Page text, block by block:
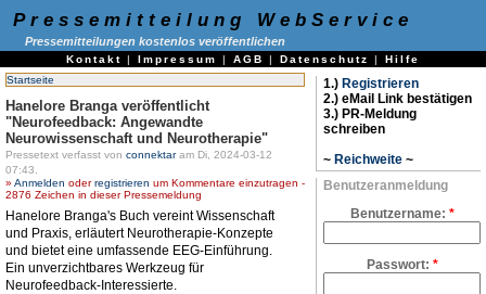
Pressemitteilung WebService
Pressemitteilungen kostenlos veröffentlichen
Kontakt | Impressum | AGB | Datenschutz | Hilfe
Startseite
Hanelore Branga veröffentlicht
"Neurofeedback: Angewandte
Neurowissenschaft und Neurotherapie"
Pressetext verfasst von connektaram Di, 2024-03-12
07:43.
» Anmelden oderregistrieren um Kommentare einzutragen -
2876 Zeichen in dieser Pressemeldung
Hanelore Branga's Buch vereint Wissenschaft
und Praxis, erläutert Neurotherapie-Konzepte
und bietet eine umfassende EEG-Einführung.
Ein unverzichtbares Werkzeug für
Neurofeedback-Interessierte.
1.) Registrieren
2.) eMail Link bestätigen
3.) PR-Meldung
schreiben
~ Reichweite ~
Benutzeranmeldung
Benutzername: *
Passwort: *